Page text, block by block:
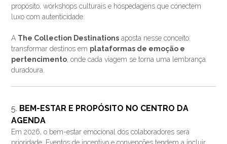
propósito, workshops culturais e hospedagens que conectem
luxo com autenticidade.
A The Collection Destinations aposta nesse conceito:
transformar destinos em plataformas de emoção e
pertencimento , onde cada viagem se torna uma lembrança
duradoura.
5. BEM-ESTAR E PROPÓSITO NO CENTRO DA
AGENDA
Em 2026, o bem-estar emocional dos colaboradores será
prioridade. Eventos de incentivo e convenções tendem a incluir